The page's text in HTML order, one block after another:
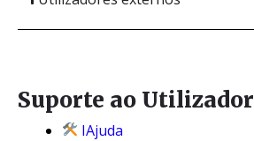
Suporte ao Utilizador
IAjuda